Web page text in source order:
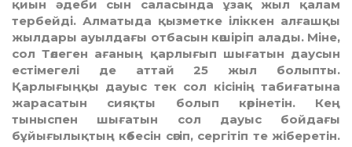
қиын әдеби сын саласында ұзақ жыл қалам
тербейді. Алматыда қызметке іліккен алғашқы
жылдары ауылдағы отбасын көшіріп алады. Міне,
сол Төлеген ағаның қарлығып шығатын даусын
естiмегелi де аттай 25 жыл болыпты.
Қарлығыңқы дауыс тек сол кiсiнiң табиғатына
жарасатын сияқты болып көрiнетiн. Кең
тыныспен шығатын сол дауыс бойдағы
бұйығылықтың көбесiн сөгiп, сергiтiп те жiберетiн.